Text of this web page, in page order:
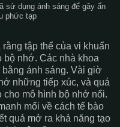
sử dụng ánh sáng để gây ấn
phức tạp
tập thể của vi khuẩn
bộ nhớ. Các nhà khoa
ánh sáng. Vài giờ
những tiếp xúc, và quá
cho mô hình bộ nhớ nổi.
mối về cách tế bào
quả mở ra khả năng tạo